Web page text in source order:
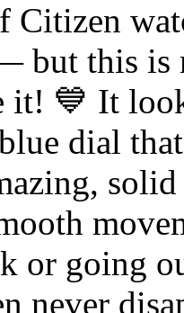
Citizen
but this is
it! 💙 It
dial
or going
never